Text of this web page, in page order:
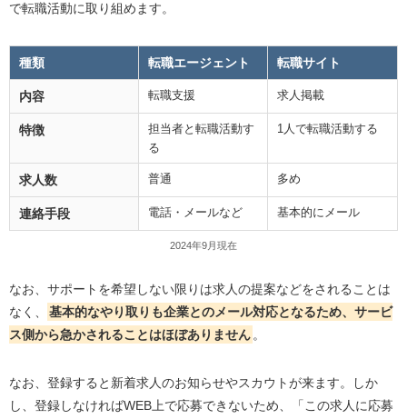
で転職活動に取り組めます。
種類 転職エージェント 転職サイト
内容 転職支援 求人掲載
特徴
担当者と転職活動す
る
1人で転職活動する
求人数 普通 多め
連絡手段 電話・メールなど 基本的にメール
2024年9月現在
なお、サポートを希望しない限りは求人の提案などをされることは
なく、
基本的なやり取りも企業とのメール対応となるため、サービ
ス側から急かされることはほぼありません 。
なお、登録すると新着求人のお知らせやスカウトが来ます。しか
し、登録しなければWEB上で応募できないため、「この求人に応募